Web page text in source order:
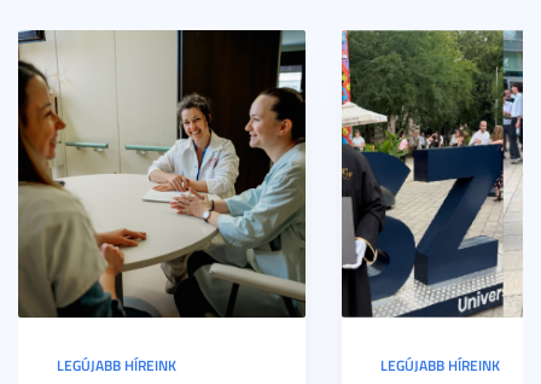
LEGÚJABB HÍREINK LEGÚJABB HÍREINK